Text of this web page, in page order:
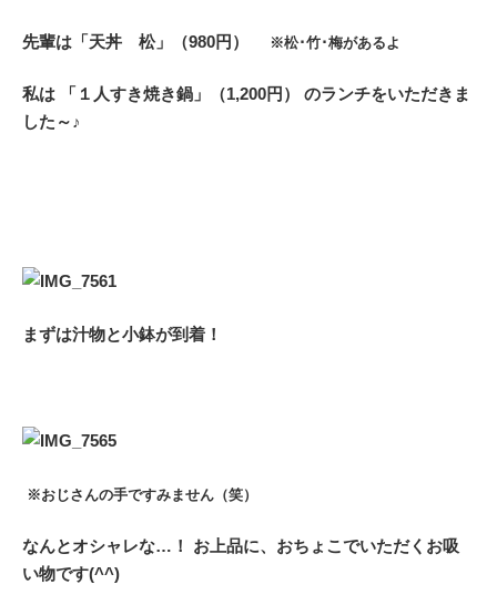
先輩は「天丼 松」（980円） ※松･竹･梅があるよ
私は 「１人すき焼き鍋」（1,200円） のランチをいただきま
した～♪
まずは汁物と小鉢が到着！
※おじさんの手ですみません（笑）
なんとオシャレな…！ お上品に、おちょこでいただくお吸
い物です(^^)